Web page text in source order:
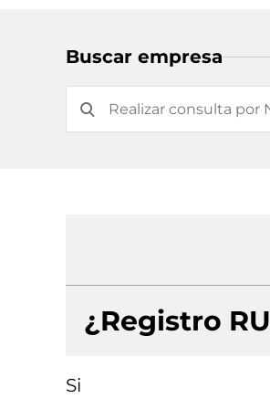
Buscar empresa
¿Registro
Si